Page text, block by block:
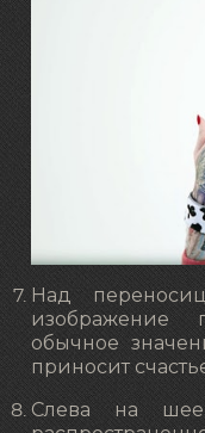
Над
изображение
обычное
приносит
Слева на